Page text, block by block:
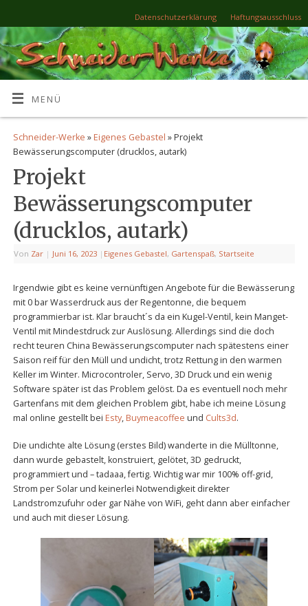
Datenschutzerklärung Haftungsausschluss
MENÜ
Schneider-Werke » Eigenes Gebastel » Projekt
Bewässerungscomputer (drucklos, autark)
Projekt
Bewässerungscomputer
(drucklos, autark)
Von Zar | Juni 16, 2023 | Eigenes Gebastel, Gartenspaß, Startseite
Irgendwie gibt es keine vernünftigen Angebote für die Bewässerung
mit 0 bar Wasserdruck aus der Regentonne, die bequem
programmierbar ist. Klar braucht´s da ein Kugel-Ventil, kein Manget-
Ventil mit Mindestdruck zur Auslösung. Allerdings sind die doch
recht teuren China Bewässerungscomputer nach spätestens einer
Saison reif für den Müll und undicht, trotz Rettung in den warmen
Keller im Winter. Microcontroler, Servo, 3D Druck und ein wenig
Software später ist das Problem gelöst. Da es eventuell noch mehr
Gartenfans mit dem gleichen Problem gibt, habe ich meine Lösung
mal online gestellt bei Esty, Buymeacoffee und Cults3d.
Die undichte alte Lösung (erstes Bild) wanderte in die Mülltonne,
dann wurde gebastelt, konstruiert, gelötet, 3D gedruckt,
programmiert und – tadaaa, fertig. Wichtig war mir 100% off-grid,
Strom per Solar und keinerlei Notwendigkeit direkter
Landstromzufuhr oder gar Nähe von WiFi, geht dann aber einfacher
und auch mit dieser Lösung.